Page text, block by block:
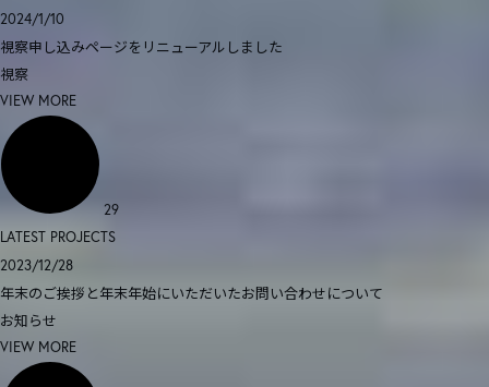
2024/1/10
視察申し込みページをリニューアルしました
視察
VIEW MORE
29
LATEST PROJECTS
2023/12/28
年末のご挨拶と年末年始にいただいたお問い合わせについて
お知らせ
VIEW MORE